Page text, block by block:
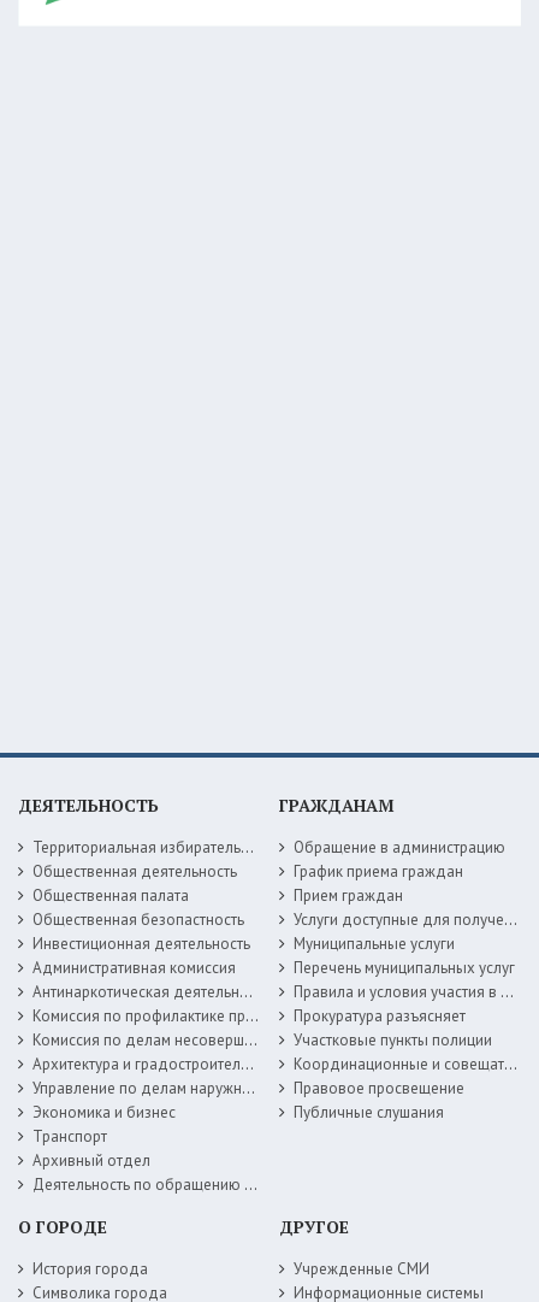
ДЕЯТЕЛЬНОСТЬ
Территориальная избирательная комиссия
Общественная деятельность
Общественная палата
Общественная безопастность
Инвестиционная деятельность
Административная комиссия
Антинаркотическая деятельность
Комиссия по профилактике правонарушений
Комиссия по делам несовершеннолетних
Архитектура и градостроительство
Управление по делам наружной рекламы
Экономика и бизнес
Транспорт
Архивный отдел
Деятельность по обращению с животными без владельцев
ГРАЖДАНАМ
Обращение в администрацию
График приема граждан
Прием граждан
Услуги доступные для получения в электронной форме
Муниципальные услуги
Перечень муниципальных услуг
Правила и условия участия в жилищных программах
Прокуратура разъясняет
Участковые пункты полиции
Координационные и совещательные органы
Правовое просвещение
Публичные слушания
О ГОРОДЕ
История города
Символика города
ДРУГОЕ
Учрежденные СМИ
Информационные системы